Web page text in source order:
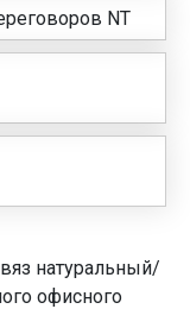
NT
натуральный/
офисного